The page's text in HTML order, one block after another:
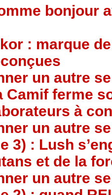
bonjour
: marque
un autre
Camif ferme
à
un autre
3) : Lush
et de la
un autre